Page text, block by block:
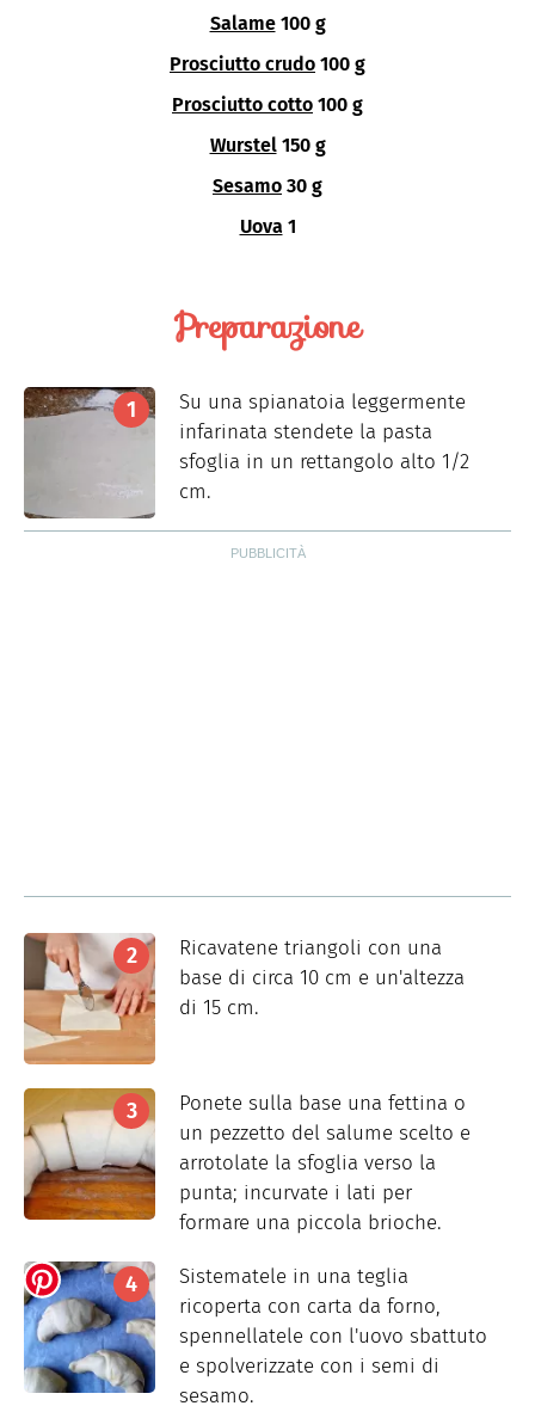
Salame 100 g
Prosciutto crudo 100 g
Prosciutto cotto 100 g
Wurstel 150 g
Sesamo 30 g
Uova 1
Preparazione
Su una spianatoia leggermente
infarinata stendete la pasta
sfoglia in un rettangolo alto 1/2
cm.
Ricavatene triangoli con una
base di circa 10 cm e un'altezza
di 15 cm.
Ponete sulla base una fettina o
un pezzetto del salume scelto e
arrotolate la sfoglia verso la
punta; incurvate i lati per
formare una piccola brioche.
Sistematele in una teglia
ricoperta con carta da forno,
spennellatele con l'uovo sbattuto
e spolverizzate con i semi di
sesamo.